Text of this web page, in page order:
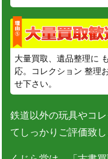
大量買取、遺品整理に
応。コレクション 整理
せ下さい。
鉄道以外の玩具やコ
てしっかりご評価致